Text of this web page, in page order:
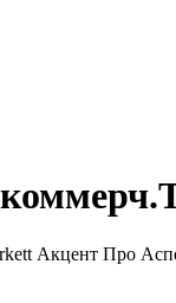
Акцент Про